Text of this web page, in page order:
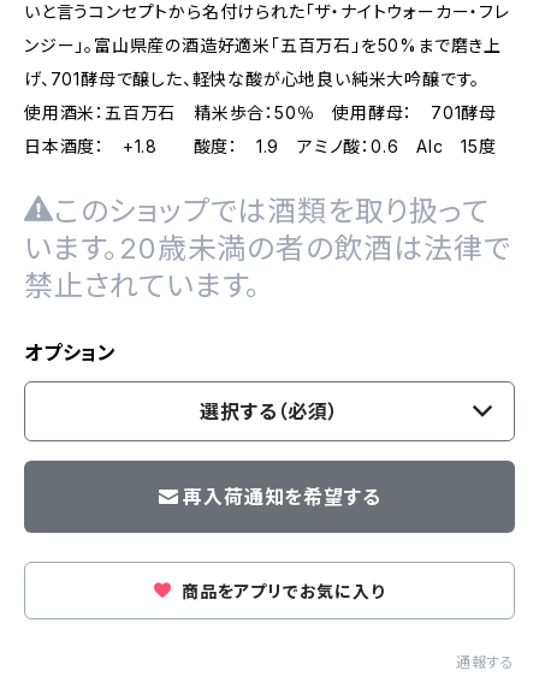
いと言うコンセプトから名付けられた「ザ・ナイトウォーカー・フレ
ンジー」。富山県産の酒造好適米「五百万石」を50%まで磨き上
げ、701酵母で醸した、軽快な酸が心地良い純米大吟醸です。
使用酒米：五百万石 精米歩合：50％ 使用酵母： 701酵母
日本酒度： +1.8 酸度： 1.9 アミノ酸：0.6 Alc 15度
このショップでは酒類を取り扱って
います。20歳未満の者の飲酒は法律で
禁止されています。
オプション
選択する（必須）
再入荷通知を希望する
商品をアプリでお気に入り
通報する